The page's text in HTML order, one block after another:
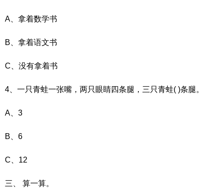
A、拿着数学书
B、拿着语文书
C、没有拿着书
4、一只青蛙一张嘴，两只眼睛四条腿，三只青蛙( )条腿。
A、3
B、6
C、12
三、 算一算。